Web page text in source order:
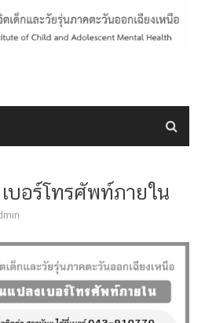
บอร์โทรศัพท์ภายใน